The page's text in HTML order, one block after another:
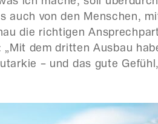
auch von den Menschen,
die richtigen
„Mit dem dritten Ausbau
– und das gute